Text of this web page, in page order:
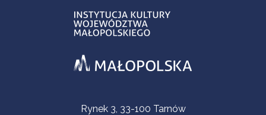
Informacje kontaktoweRynek 3, 33-100 Tarnów